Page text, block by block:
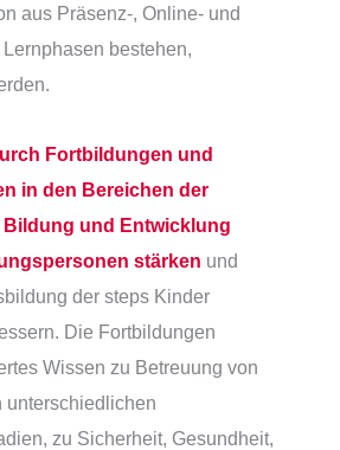
aus Präsenz-, Online- und
bestehen,
Fortbildungen und
in den Bereichen der
und Entwicklung
stärken und
der steps Kinder
Die Fortbildungen
Wissen zu Betreuung von
unterschiedlichen
zu Sicherheit, Gesundheit,